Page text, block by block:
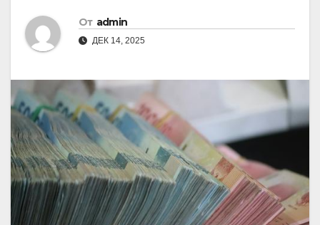
От admin
ДЕК 14, 2025